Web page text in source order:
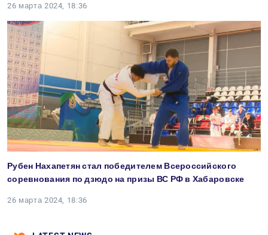
26 марта 2024, 18:36
Рубен Нахапетян стал победителем Всероссийского
соревнования по дзюдо на призы ВС РФ в Хабаровске
26 марта 2024, 18:36